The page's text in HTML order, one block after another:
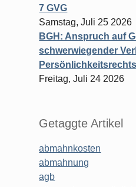
7 GVG
Samstag, Juli 25 2026
BGH: Anspruch auf
schwerwiegender
Persönlichkeitsrechts
Freitag, Juli 24 2026
Getaggte Artikel
abmahnkosten
abmahnung
agb